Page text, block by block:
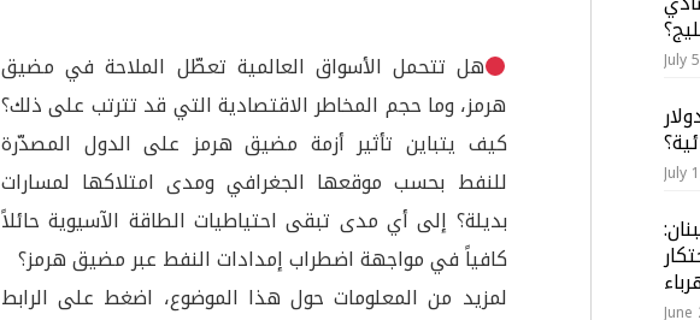
هل تتحمل الأسواق العالمية تعطّل الملاحة في مضيق
هرمز، وما حجم المخاطر الاقتصادية التي قد تترتب على ذلك؟
كيف يتباين تأثير أزمة مضيق هرمز على الدول المصدّرة
للنفط بحسب موقعها الجغرافي ومدى امتلاكها لمسارات
بديلة؟ إلى أي مدى تبقى احتياطيات الطاقة الآسيوية حائلاً
كافياً في مواجهة اضطراب إمدادات النفط عبر مضيق هرمز؟
لمزيد من المعلومات حول هذا الموضوع، اضغط على الرابط
July
July